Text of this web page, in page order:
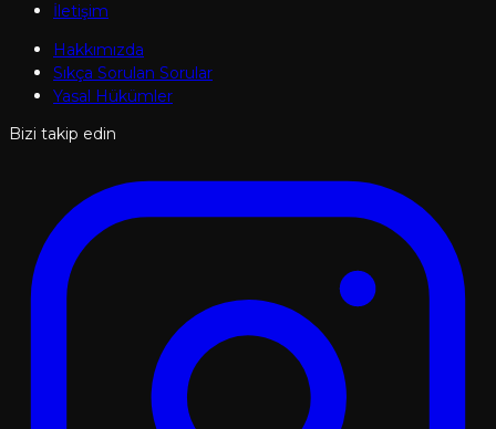
İletişim
Hakkımızda
Sıkça Sorulan Sorular
Yasal Hükümler
Bizi takip edin